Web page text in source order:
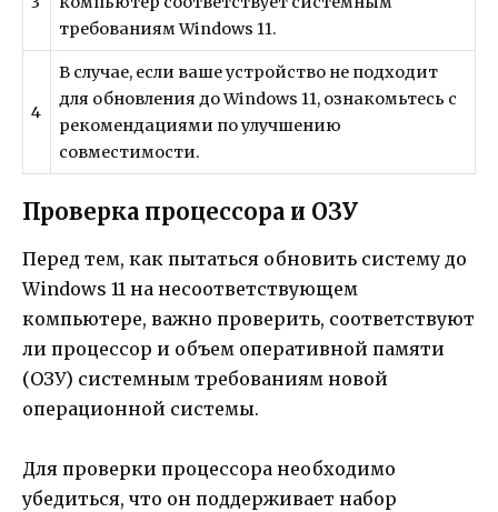
требованиям Windows 11.
4
В случае, если ваше устройство не подходит
для обновления до Windows 11, ознакомьтесь с
рекомендациями по улучшению
совместимости.
Проверка процессора и ОЗУ
Перед тем, как пытаться обновить систему до
Windows 11 на несоответствующем
компьютере, важно проверить, соответствуют
ли процессор и объем оперативной памяти
(ОЗУ) системным требованиям новой
операционной системы.
Для проверки процессора необходимо
убедиться, что он поддерживает набор